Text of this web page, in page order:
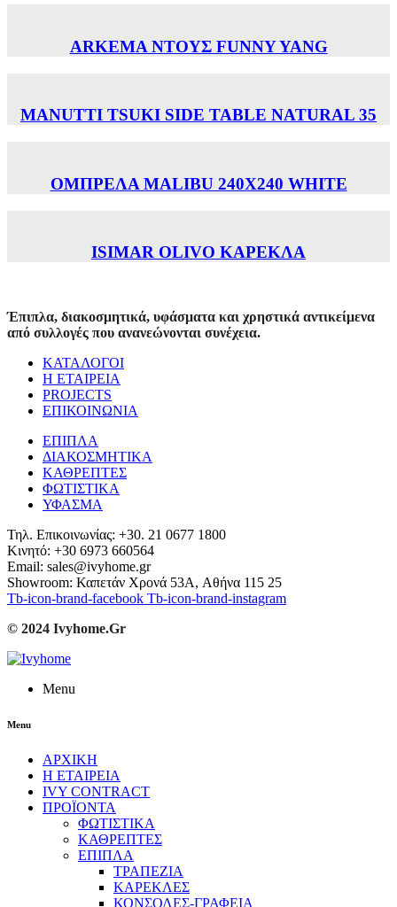
ARKEMA ΝΤΟΥΣ FUNNY YANG
MANUTTI TSUKI SIDE TABLE NATURAL 35
ΟΜΠΡΕΛΑ MALIBU 240X240 WHITE
ISIMAR OLIVO ΚΑΡΕΚΛΑ
Έπιπλα, διακοσμητικά, υφάσματα και χρηστικά αντικείμενα
από συλλογές που ανανεώνονται συνέχεια.
ΚΑΤΑΛΟΓΟΙ
Η ΕΤΑΙΡΕΙΑ
PROJECTS
ΕΠΙΚΟΙΝΩΝΙΑ
ΕΠΙΠΛΑ
ΔΙΑΚΟΣΜΗΤΙΚΑ
ΚΑΘΡΕΠΤΕΣ
ΦΩΤΙΣΤΙΚΑ
ΥΦΑΣΜΑ
Τηλ. Επικοινωνίας: +30. 21 0677 1800
Κινητό: +30 6973 660564
Email: sales@ivyhome.gr
Showroom: Καπετάν Χρονά 53A, Αθήνα 115 25
Tb-icon-brand-facebook Tb-icon-brand-instagram
© 2024 Ivyhome.Gr
Menu
Menu
ΑΡΧΙΚΗ
Η ΕΤΑΙΡΕΙΑ
IVY CONTRACT
ΠΡΟΪΟΝΤΑ
ΦΩΤΙΣΤΙΚΑ
ΚΑΘΡΕΠΤΕΣ
ΕΠΙΠΛΑ
ΤΡΑΠΕΖΙΑ
ΚΑΡΕΚΛΕΣ
ΚΟΝΣΟΛΕΣ-ΓΡΑΦΕΙΑ